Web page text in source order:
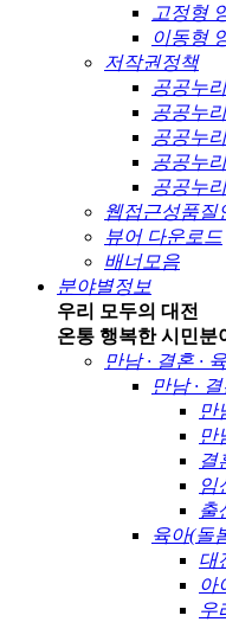
고정형
이동형
저작권정책
공공누
공공누
공공누
공공누
공공누
웹접근성품질
뷰어 다운로드
배너모음
분야별정보
우리 모두의 대전
온통 행복한 시민분
만남 · 결혼 ·
만남 ·
만
만
결
임
출
육아(돌
대
아
우